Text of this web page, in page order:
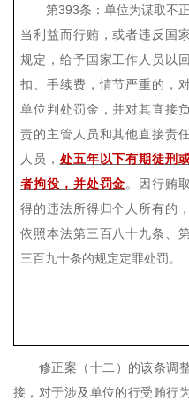
第393条：单位为谋取不正
当利益而行贿，或者违反国家
规定，给予国家工作人员以回
扣、手续费，情节严重的，
单位判处罚金，并对其直接负
责的主管人员和其他直接责
人员， 处五年以下有期徒刑
者拘役，并处罚金。因行贿取
得的违法所得归个人所有的，
依照本法第三百八十九条、
三百九十条的规定定罪处罚。
修正案（十二）的该条调
接，对于涉及单位的行受贿行